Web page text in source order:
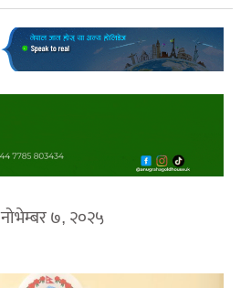
नोभेम्बर ७, २०२५